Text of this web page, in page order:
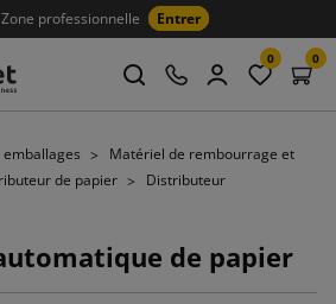
Zone professionnelle Entrer
0 0
Matériel de rembourrage et
de papier
Distributeur
de papier